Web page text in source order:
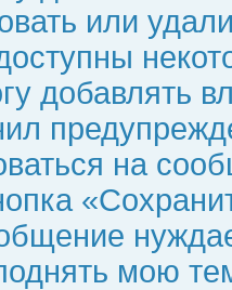
или
добавлять
на
мою